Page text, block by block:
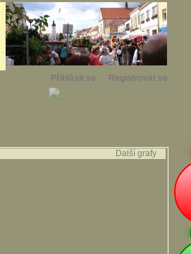
Další grafy
Přihlásit se Registrovat se